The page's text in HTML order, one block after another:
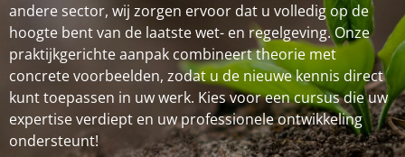
andere sector, wij zorgen ervoor dat u volledig op de
hoogte bent van de laatste wet- en regelgeving. Onze
praktijkgerichte aanpak combineert theorie met
concrete voorbeelden, zodat u de nieuwe kennis direct
kunt toepassen in uw werk. Kies voor een cursus die uw
expertise verdiept en uw professionele ontwikkeling
ondersteunt!